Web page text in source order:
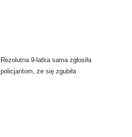
Rezolutna 9-latka sama zgłosiła
policjantom, że się zgubiła